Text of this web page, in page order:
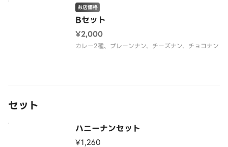
Bセット
お店価格
¥2,000
カレー2種、プレーンナン、チーズナン、チョコナン
セット
ハニーナンセット
¥1,260